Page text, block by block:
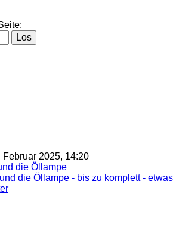
Februar 2025, 14:20
die Öllampe
die Öllampe - bis zu komplett - etwas